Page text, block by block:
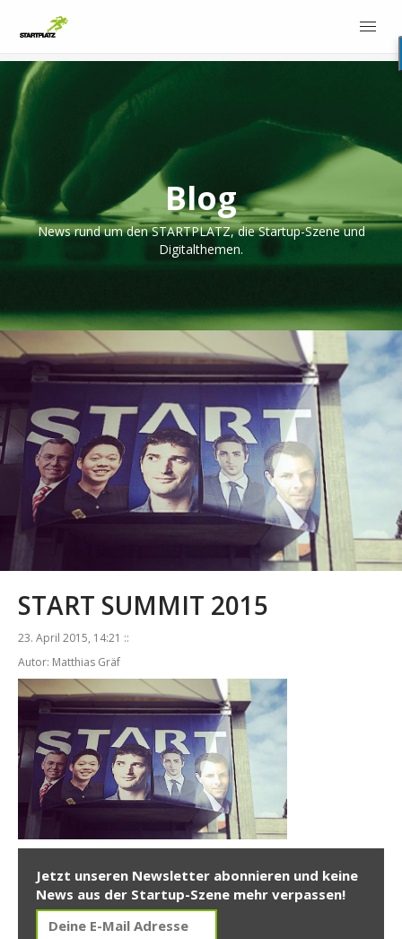
Blog
News rund um den STARTPLATZ, die Startup-Szene und
Digitalthemen.
START SUMMIT 2015
23. April 2015, 14:21 ::
Autor: Matthias Gräf
Jetzt unseren Newsletter abonnieren und keine
News aus der Startup-Szene mehr verpassen!